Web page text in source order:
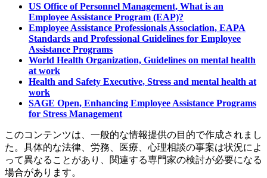
US Office of Personnel Management, What is an
Employee Assistance Program (EAP)?
Employee Assistance Professionals Association, EAPA
Standards and Professional Guidelines for Employee
Assistance Programs
World Health Organization, Guidelines on mental health
at work
Health and Safety Executive, Stress and mental health at
work
SAGE Open, Enhancing Employee Assistance Programs
for Stress Management
このコンテンツは、一般的な情報提供の目的で作成されまし
た。具体的な法律、労務、医療、心理相談の事案は状況によ
って異なることがあり、関連する専門家の検討が必要になる
場合があります。